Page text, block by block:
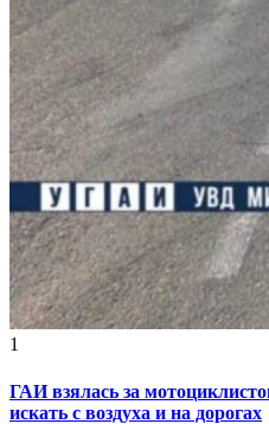
1
ГАИ взялась за
искать с воздуха и на дорогах